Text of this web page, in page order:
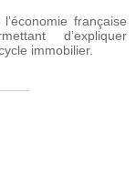
française
d’expliquer
immobilier.